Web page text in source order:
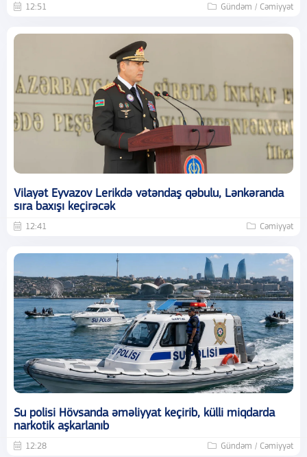
12:51 Gündəm / Cəmiyyət
Vilayət Eyvazov Lerikdə vətəndaş qəbulu, Lənkəranda
sıra baxışı keçirəcək
12:41 Cəmiyyət
Su polisi Hövsanda əməliyyat keçirib, külli miqdarda
narkotik aşkarlanıb
12:28 Gündəm / Cəmiyyət